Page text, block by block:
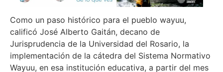
Como un paso histórico para el pueblo wayuu,
calificó José Alberto Gaitán, decano de
Jurisprudencia de la Universidad del Rosario, la
implementación de la cátedra del Sistema Normativo
Wayuu, en esa institución educativa, a partir del mes